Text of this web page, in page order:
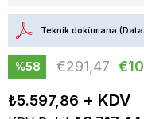
Teknik dokümana
%58
€291,47
₺5.597,86